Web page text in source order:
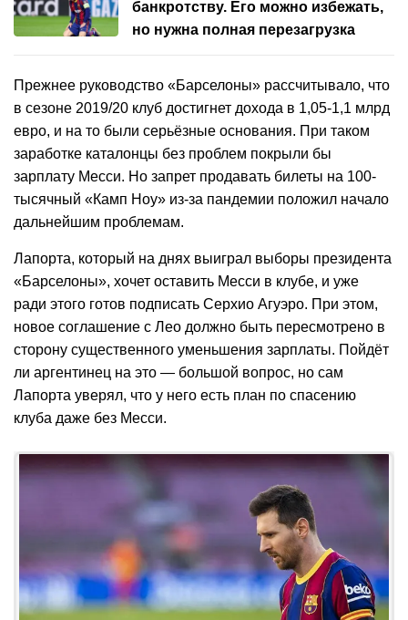
банкротству. Его можно избежать,
но нужна полная перезагрузка
Прежнее руководство «Барселоны» рассчитывало, что
в сезоне 2019/20 клуб достигнет дохода в 1,05-1,1 млрд
евро, и на то были серьёзные основания. При таком
заработке каталонцы без проблем покрыли бы
зарплату Месси. Но запрет продавать билеты на 100-
тысячный «Камп Ноу» из-за пандемии положил начало
дальнейшим проблемам.
Лапорта, который на днях выиграл выборы президента
«Барселоны», хочет оставить Месси в клубе, и уже
ради этого готов подписать Серхио Агуэро. При этом,
новое соглашение с Лео должно быть пересмотрено в
сторону существенного уменьшения зарплаты. Пойдёт
ли аргентинец на это — большой вопрос, но сам
Лапорта уверял, что у него есть план по спасению
клуба даже без Месси.